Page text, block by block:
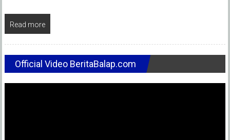
Read more
Official Video BeritaBalap.com